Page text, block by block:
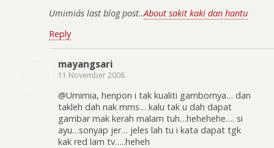
Umimia´s last blog post..About sakit kaki dan hantu
Reply
mayangsari
11 November 2008
@Umimia, henpon i tak kualiti gambornya… dan
takleh dah nak mms… kalu tak u dah dapat
gambar mak kerah malam tuh…hehehehe…. si
ayu…sonyap jer… jeles lah tu i kata dapat tgk
kak red lam tv…..heheh